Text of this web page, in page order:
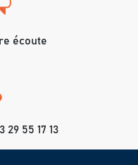
écoute
55 17 13